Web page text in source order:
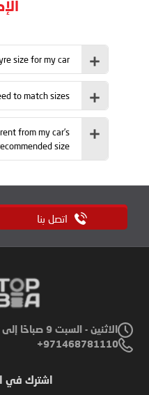
size for my car?
to match sizes?
from my car’s
size?
اتصل بنا
الاثنين - السبت 9 صباحًا إلى 8 مساءً | الأحد 9 صباحًا إلى 6 مساءً
971468781110+
اشترك في